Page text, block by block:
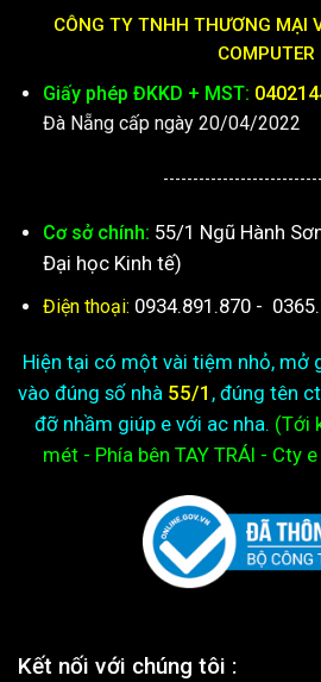
CÔNG TY TNHH THƯƠNG MẠI
COMPUTER
Giấy phép ĐKKD + MST:
Đà Nẵng cấp ngày 20/04/2022
Cơ sở chính: 55/1 Ngũ Hành
Đại học Kinh tế)
Điện thoại: 0934.891.870 -
Hiện tại có một vài tiệm nhỏ, mở
vào đúng số nhà 55/1 , đúng tên
đỡ nhầm giúp e với ac nha. (Tới
mét - Phía bên TAY TRÁI - Cty e
Kết nối với chúng tôi :